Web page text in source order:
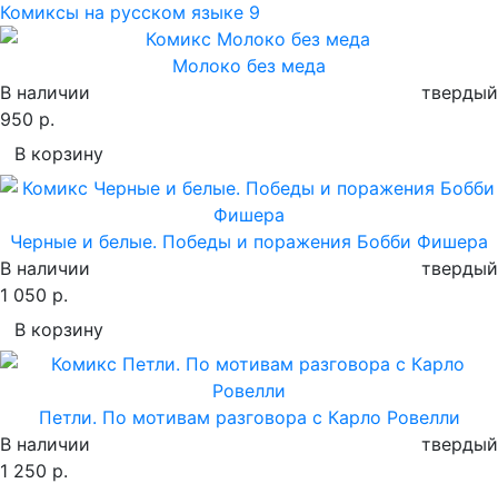
Комиксы на русском языке 9
Молоко без меда
В наличии
твердый
950 р.
В корзину
Черные и белые. Победы и поражения Бобби Фишера
В наличии
твердый
1 050 р.
В корзину
Петли. По мотивам разговора с Карло Ровелли
В наличии
твердый
1 250 р.